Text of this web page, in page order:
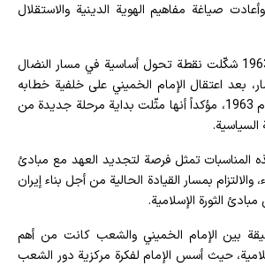
صياغة مفاهيم الهوية الدينية والاستقلال
كما اعتبر أن انتفاضة 1963 شكّلت نقطة تحول أساسية في مسار النضال
بعد اعتقال الإمام الخميني على خلفية خطابه
التاريخي في عاشوراء عام 1963، مؤكداً أنها مثّلت بداية مرحلة جديدة من
السياسية.
المناسبات تمثل فرصة لتجديد العهد مع مبادئ
والالتزام بمسار القيادة الحالية من أجل بناء إيران
الثورة الإسلامية.
بين الإمام الخميني والشعب كانت من أهم
حيث أسس الإمام لفكرة مركزية دور الشعب